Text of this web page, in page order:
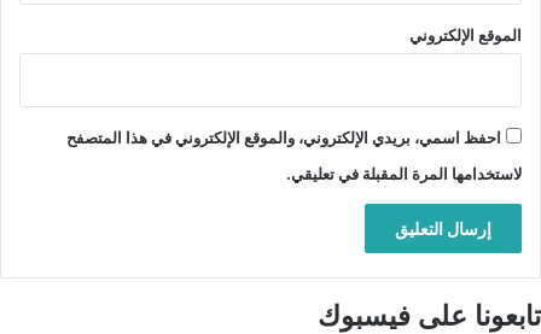
الموقع الإلكتروني
احفظ اسمي، بريدي الإلكتروني، والموقع الإلكتروني في هذا المتصفح
لاستخدامها المرة المقبلة في تعليقي.
تابعونا على فيسبوك